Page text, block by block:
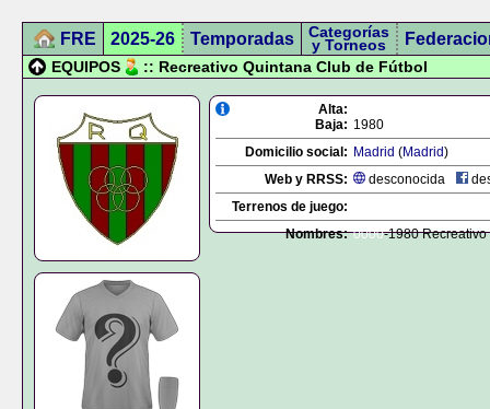
FRE 2025-26 Temporadas Categorías
y Torneos
EQUIPOS :: Recreativo Quintana Club de Fútbol
Alta:
Baja: 1980
Domicilio social: Madrid (Madrid)
Web y RRSS:
desconocida
Terrenos de juego:
Nombres: 0000-1980